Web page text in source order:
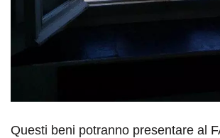
Questi beni potranno presentare al